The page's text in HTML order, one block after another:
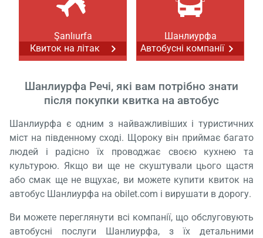
Şanlıurfa
Квиток на літак
Шанлиурфа
Автобусні компанії
Шанлиурфа Речі, які вам потрібно знати
після покупки квитка на автобус
Шанлиурфа є одним з найважливіших і туристичних
міст на південному сході. Щороку він приймає багато
людей і радісно їх проводжає своєю кухнею та
культурою. Якщо ви ще не скуштували цього щастя
або смак ще не вщухає, ви можете купити квиток на
автобус Шанлиурфа на obilet.com і вирушати в дорогу.
Ви можете переглянути всі компанії, що обслуговують
автобусні послуги Шанлиурфа, з їх детальними